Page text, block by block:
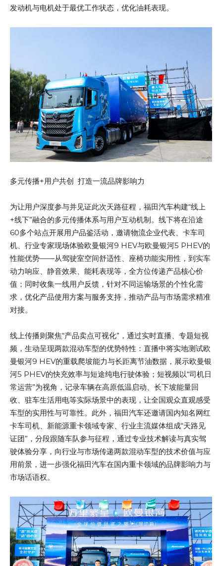
发动机与电机处于最优工作状态，优化油耗表现。
多元传播+用户共创 打造一流品牌影响力
为让用户深度参与并见证此次天路征程，福田汽车构建“线上
+线下”融合的多元传播体系与用户互动机制。线下将在沿途
60多个站点开展用户品鉴活动，邀请物流企业代表、卡车司
机、行业专家现场体验欧曼银河9 HEV与欧曼银河5 PHEV的
性能优势——从驾驶室空间舒适性、座椅功能实用性，到实车
动力响应、静音效果、能耗表现等，全方位传递产品核心价
值；同时收集一线用户反馈，针对不同运输场景的个性化需
求，优化产品使用方案与服务支持，推动产品与市场需求精准
对接。
线上传播则聚焦“产品卖点可视化”，通过实时直播、专题短视
频，生动呈现两款混动车型的优势特性：直播中将实地测试欧
曼银河9 HEV的重载爬坡能力与长距离节油数据，展示欧曼银
河5 PHEV的快充效率与短途纯电行驶体验；短视频以“司机日
常运营”为视角，记录车辆在高原低温启动、长下坡能量回
收、驻车生活用电等实际场景中的表现，让全国观众直观感受
车型的实用性与可靠性。此外，福田汽车还邀请国内知名网红
卡车司机、新能源重卡领域专家、行业主流媒体组成“天路见
证团”，分段跟随车队参与征程，通过专业技术解读与真实驾
驶体验分享，向行业与市场传递两款混动车型的技术价值与应
用前景，进一步强化福田汽车在国内重卡领域的品牌影响力与
市场话语权。